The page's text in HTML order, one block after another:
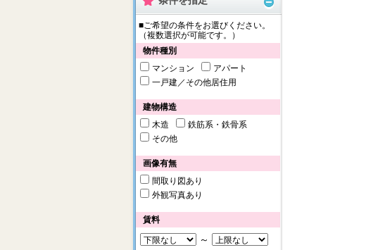
■ご希望の条件をお選びください。
（複数選択が可能です。）
物件種別
マンション
アパート
一戸建／その他居住用
建物構造
木造
鉄筋系・鉄骨系
その他
画像有無
間取り図あり
外観写真あり
賃料
～